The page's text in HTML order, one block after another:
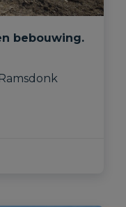
bebouwing.